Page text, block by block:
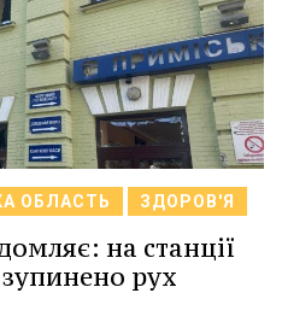
ОБЛАСТЬ ЗДОРОВ'Я
на станції
рух